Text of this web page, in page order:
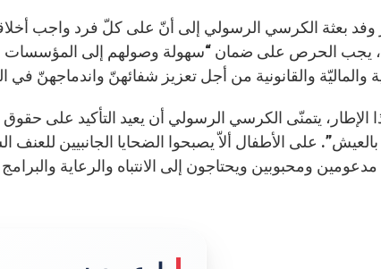
وفد بعثة الكرسي الرسولي إلى أنّ على كلّ فرد واجب
يجب الحرص على ضمان “سهولة وصولهم إلى المؤسسات
والماليّة والقانونية من أجل تعزيز شفائهنّ واندماجهنّ في
الإطار، يتمنّى الكرسي الرسولي أن يعيد التأكيد على حقوق
على الأطفال ألاّ يصبحوا الضحايا الجانبيين
مدعومين ومحبوبين ويحتاجون إلى الانتباه والرعاية